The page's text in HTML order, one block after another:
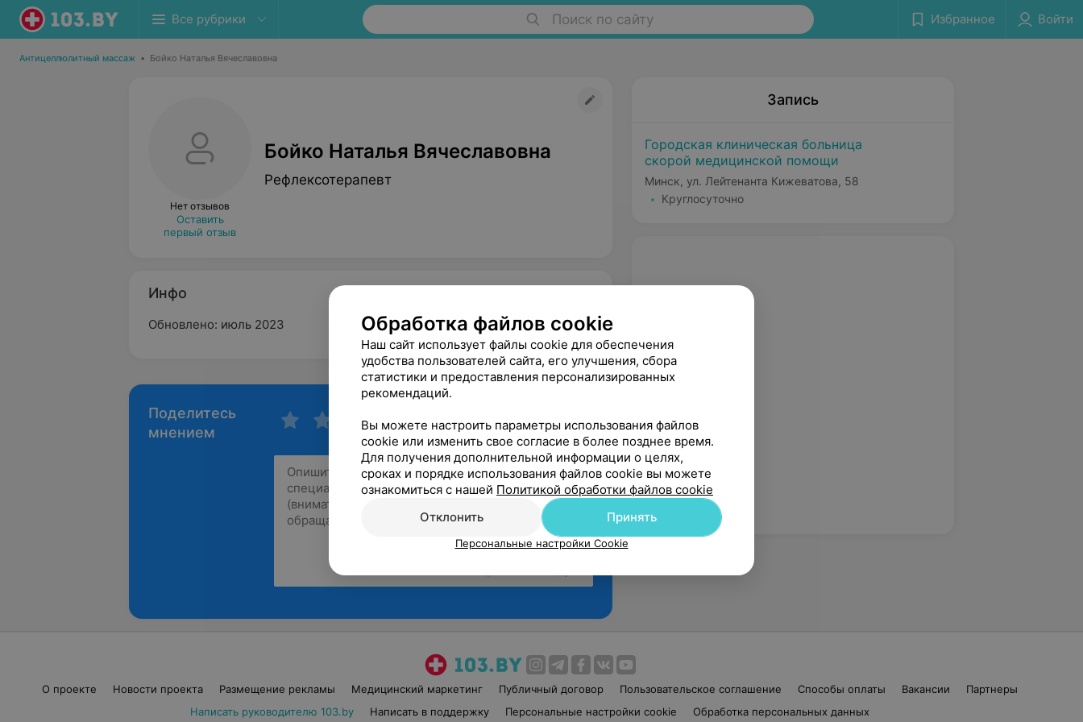
Все рубрики Поиск по сайту Избранное Войти
Антицеллюлитный массаж • Бойко Наталья Вячеславовна
Нет отзывов
Оставить
первый отзыв
Бойко Наталья Вячеславовна
Рефлексотерапевт
Инфо
Обновлено: июль 2023
Поделитесь
мнением
Запись
Городская клиническая больница
скорой медицинской помощи
Минск, ул. Лейтенанта Кижеватова, 58
Круглосуточно
О проекте Новости проекта Размещение рекламы Медицинский маркетинг Публичный договор Пользовательское соглашение Способы оплаты Вакансии
Партнеры
Написать руководителю 103.by
Написать в поддержку Персональные настройки cookie Обработка персональных данных
Обработка файлов cookie
Наш сайт использует файлы cookie для обеспечения
удобства пользователей сайта, его улучшения, сбора
статистики и предоставления персонализированных
рекомендаций.
Вы можете настроить параметры использования файлов
cookie или изменить свое согласие в более позднее время.
Для получения дополнительной информации о целях,
сроках и порядке использования файлов cookie вы можете
ознакомиться с нашей Политикой обработки файлов cookie
Отклонить
Принять
Персональные настройки Cookie